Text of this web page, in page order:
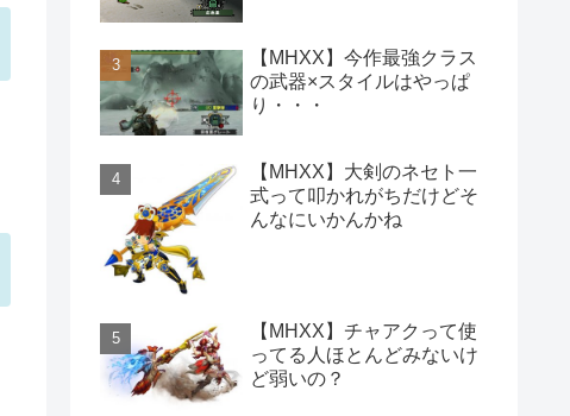
【MHXX】今作最強クラス
の武器×スタイルはやっぱ
り・・・
【MHXX】大剣のネセト一
式って叩かれがちだけどそ
んなにいかんかね
【MHXX】チャアクって使
ってる人ほとんどみないけ
ど弱いの？